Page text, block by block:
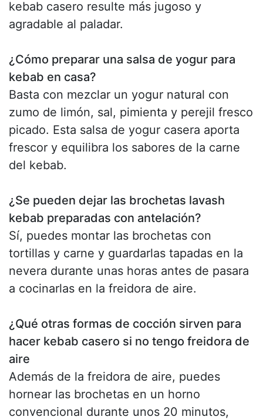
kebab casero resulte más jugoso y
agradable al paladar.
¿Cómo preparar una salsa de yogur para
kebab en casa?
Basta con mezclar un yogur natural con
zumo de limón, sal, pimienta y perejil fresco
picado. Esta salsa de yogur casera aporta
frescor y equilibra los sabores de la carne
del kebab.
¿Se pueden dejar las brochetas lavash
kebab preparadas con antelación?
Sí, puedes montar las brochetas con
tortillas y carne y guardarlas tapadas en la
nevera durante unas horas antes de pasara
a cocinarlas en la freidora de aire.
¿Qué otras formas de cocción sirven para
hacer kebab casero si no tengo freidora de
aire
Además de la freidora de aire, puedes
hornear las brochetas en un horno
convencional durante unos 20 minutos,